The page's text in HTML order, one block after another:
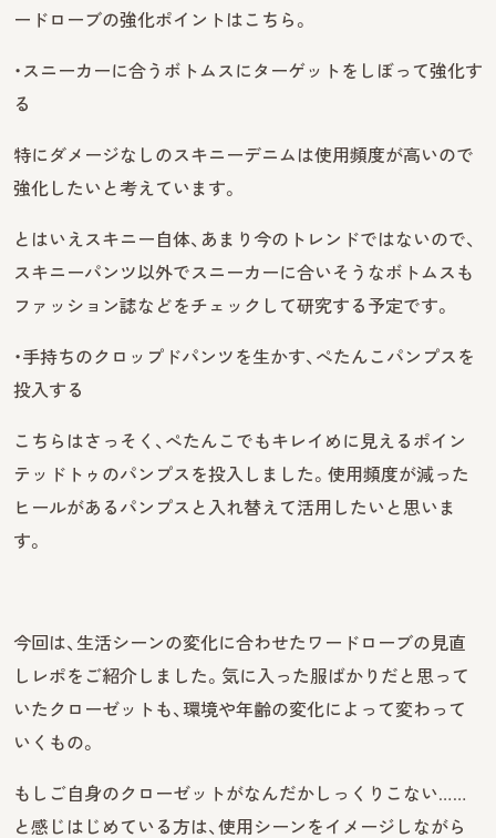
ードローブの強化ポイントはこちら。
・スニーカーに合うボトムスにターゲットをしぼって強化す
る
特にダメージなしのスキニーデニムは使用頻度が高いので
強化したいと考えています。
とはいえスキニー自体、あまり今のトレンドではないので、
スキニーパンツ以外でスニーカーに合いそうなボトムスも
ファッション誌などをチェックして研究する予定です。
・手持ちのクロップドパンツを生かす、ぺたんこパンプスを
投入する
こちらはさっそく、ぺたんこでもキレイめに見えるポイン
テッドトゥのパンプスを投入しました。使用頻度が減った
ヒールがあるパンプスと入れ替えて活用したいと思いま
す。
今回は、生活シーンの変化に合わせたワードローブの見直
しレポをご紹介しました。気に入った服ばかりだと思って
いたクローゼットも、環境や年齢の変化によって変わって
いくもの。
もしご自身のクローゼットがなんだかしっくりこない……
と感じはじめている方は、使用シーンをイメージしながら